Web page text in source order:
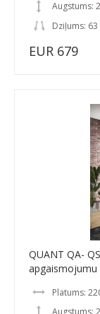
Augstums:
Dziļums: 63
EUR 679
QUANT QA-
apgaismojumu
Platums:
Augstums: